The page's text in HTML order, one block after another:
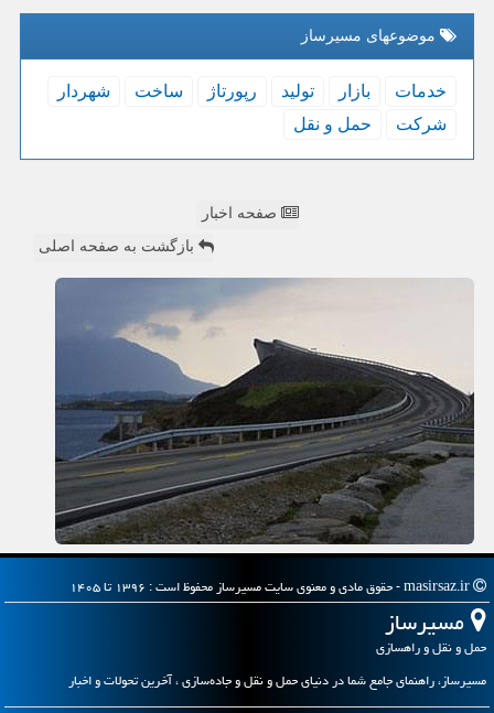
موضوعهای مسیرساز
خدمات بازار تولید رپورتاژ ساخت
شهردار
شركت
حمل و نقل
صفحه اخبار
بازگشت به صفحه اصلی
مسیرساز
حمل و نقل و راهسازی
مسیرساز، راهنمای جامع شما در دنیای حمل و نقل و جاده‌سازی ، آخرین تحولات و اخبار